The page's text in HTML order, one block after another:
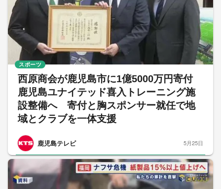
西原商会が鹿児島市に1億5000万円寄付
鹿児島ユナイテッド喜入トレーニング施
設整備へ 寄付と胸スポンサー就任で地
域とクラブを一体支援
鹿児島テレビ
スポーツ
5月25日